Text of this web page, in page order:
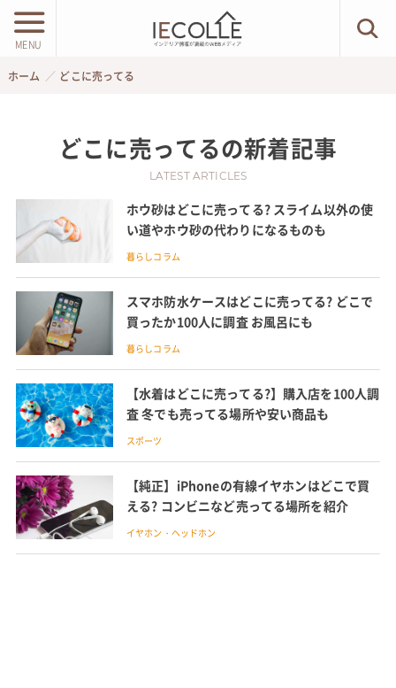
MENU
ホーム どこに売ってる
どこに売ってるの新着記事
LATEST ARTICLES
ホウ砂はどこに売ってる? スライム以外の使
い道やホウ砂の代わりになるものも
暮らしコラム
スマホ防水ケースはどこに売ってる? どこで
買ったか100人に調査 お風呂にも
暮らしコラム
【水着はどこに売ってる?】購入店を100人調
査 冬でも売ってる場所や安い商品も
スポーツ
【純正】iPhoneの有線イヤホンはどこで買
える? コンビニなど売ってる場所を紹介
イヤホン・ヘッドホン